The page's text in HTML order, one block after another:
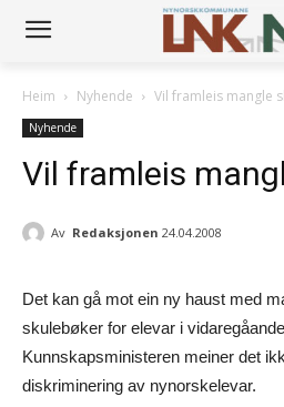
Heim Nyhende Vil framleis mangle
Nyhende
Vil framleis
Av Redaksjonen 24.04.2008
Det kan gå mot ein ny haust med
skulebøker for elevar i
Kunnskapsministeren meiner det
diskriminering av nynorskelevar.